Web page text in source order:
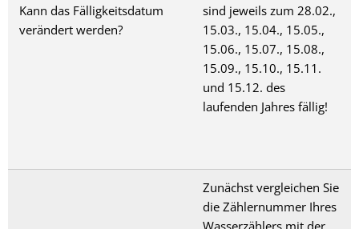
Kann das Fälligkeitsdatum
verändert werden?
sind jeweils zum 28.02.,
15.03., 15.04., 15.05.,
15.06., 15.07., 15.08.,
15.09., 15.10., 15.11.
und 15.12. des
laufenden Jahres fällig!
Zunächst vergleichen Sie
die Zählernummer Ihres
Wasserzählers mit der